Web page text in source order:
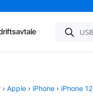
› Apple › iPhone › iPhone